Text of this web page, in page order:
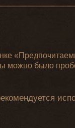
можно было